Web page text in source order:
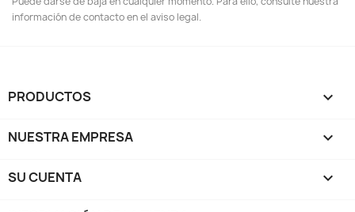
información de contacto en el aviso legal.
PRODUCTOS 
NUESTRA EMPRESA 
SU CUENTA 